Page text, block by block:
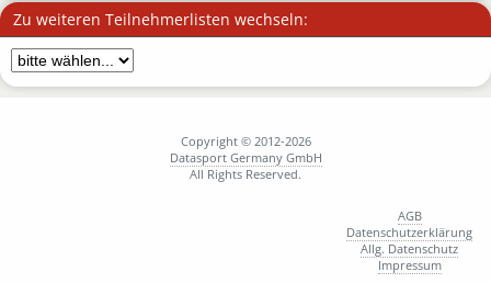
W
Martelli Anna
M
Martelli Massimo
M
Meli Adriano
M
Micol Merlino
Müller Tobias
Pavan Daniela
Zu weiteren Teilnehmerlisten wechseln:
Copyright © 2012-2026
Datasport Germany GmbH
All Rights Reserved.
AGB
Datenschutzerklärung
Allg. Datenschutz
Impressum